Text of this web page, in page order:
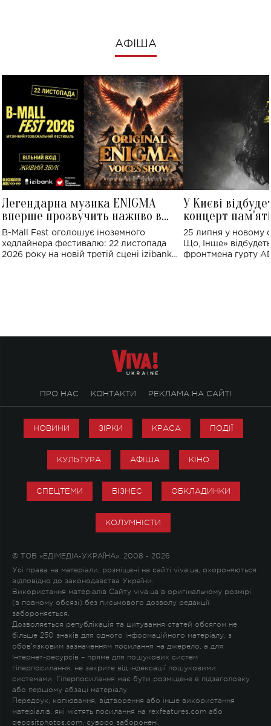
АФІША
Легендарна музика ENIGMA
вперше прозвучить наживо в
Україні: де відбудеться концерт
B-Mall Fest оголошує іноземного
хедлайнера фестивалю: 22 листопада
2026 року на новій третій сцені izibank
У Києві
концерт
Клименка:
виконають
25 липня у новому
Що, Інше»
фронтмена гурту
ПРО НАС КОНТАКТИ РЕКЛАМА НА САЙТІ
НОВИНИ ЗІРКИ КРАСА ПОДІЇ
КУЛЬТУРА АФІША КІНО
СПЕЦТЕМИ БІЗНЕС ОБКЛАДИНКИ
КОЛУМНІСТИ
© ТОВ «ЕДІМЕДІА-УКРАЇНА», 2008 - 2026
Усі права на матеріали, розміщені на сайті viva.ua, охороняються
відповідно до законодавства України.
Використання матеріалів Сайту viva.ua в оригінальному розмірі
(в повному обсязі) без письмового дозволу редакції
забороняється.
Дозволяється републікація та цитування статей обсягом не
більше 250 знаків для одного інформаційного матеріалу, з
обов'язковим зазначенням посилання на джерело, а для
Інтернет-ресурсів – пряме для пошукових систем
гіперпосилання, не закрите від індексації пошуковими
системами. Гіперпосилання має бути розміщене в підзаголовку
або першому абзаці матеріалу.
Передрук, копіювання, відтворення або інше використання
матеріалів, які містять посилання на rexfeatures.com або
depositphotos.com, суворо заборонені.